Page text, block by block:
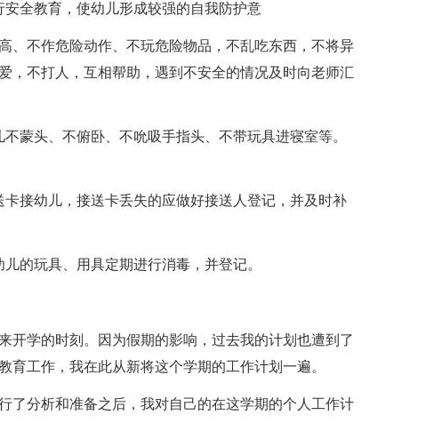
全教育，使幼儿形成较强的自我防护意
、不作危险动作、不玩危险物品，不乱吃东西，不将异
，不打人，互相帮助，遇到不安全的情况及时向老师汇
蒙头、不俯卧、不吮吸手指头、不带玩具进寝室等。
接幼儿，接送卡丢失的应做好接送人登记，并及时补
的玩具、用具定期进行消毒，并登记。
开学的时刻。因为假期的影响，过去我的计划也遭到了
工作，我在此从新将这个学期的工作计划一遍。
了分析和准备之后，我对自己的在这学期的个人工作计